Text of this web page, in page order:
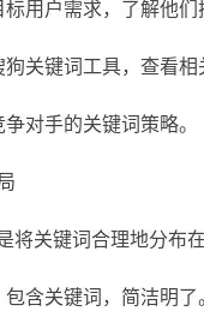
标用户需求，了解他们
狗关键词工具，查看相
争对手的关键词策略。
将关键词合理地分布
包含关键词，简洁明了